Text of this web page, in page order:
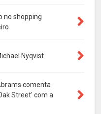
no shopping
Nyqvist
comenta
Street' com a